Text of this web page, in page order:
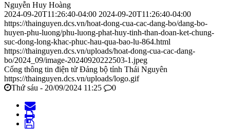
Nguyễn Huy Hoàng
2024-09-20T11:26:40-04:00 2024-09-20T11:26:40-04:00
https://thainguyen.dcs.vn/hoat-dong-cua-cac-dang-bo/dang-bo-
huyen-phu-luong/phu-luong-phat-huy-tinh-than-doan-ket-chung-
suc-dong-long-khac-phuc-hau-qua-bao-lu-864.html
https://thainguyen.dcs.vn/uploads/hoat-dong-cua-cac-dang-
bo/2024_09/image-20240920222503-1.jpeg
Cổng thông tin điện tử Đảng bộ tỉnh Thái Nguyên
https://thainguyen.dcs.vn/uploads/logo.gif
Thứ sáu - 20/09/2024 11:25
0